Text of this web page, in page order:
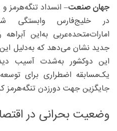
جهان صنعت– انسداد تنگه‌هرمز
در خلیج‌فارس وابستگی
امارات‌متحده‌عربی به‌این
جدید نشان می‌دهد که به‌دلیل
این دوکشور به‌شدت آسیب
یک‌مسابقه اضطراری برای
جایگزین جهت دورزدن تنگه‌هرمز
وضعیت بحرانی در